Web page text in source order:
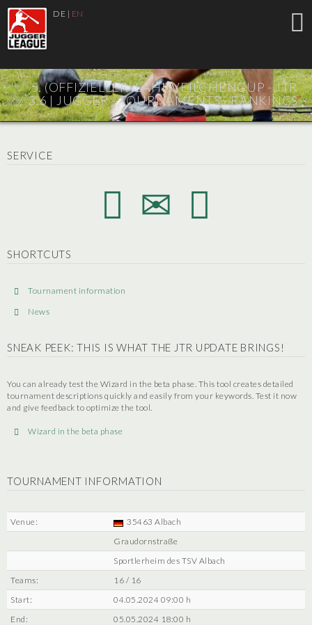
DE | EN
5. (OFFIZIELLER) LAHNVEILCHENCUP - JTR
3.6 | JUGGER - TOURNAMENTS - RANKINGS
SERVICE
SHORTCUTS
Tournament information
News
SNEAK PEEK: THIS IS WHAT THE JTR UPDATE BRINGS!
You can already test the Wizard in the beta phase. This tool creates detailed
tournament descriptions quickly and easily from your keywords. Test it now
and give feedback to optimize the tool.
Wizard in the beta phase
TOURNAMENT INFORMATION
Venue:
35463 Albach
Graudornstraße
Sportlerheim des TSV Albach
Teams:
16 / 16
Start:
04.05.2024 09:00 h
End:
05.05.2024 18:00 h